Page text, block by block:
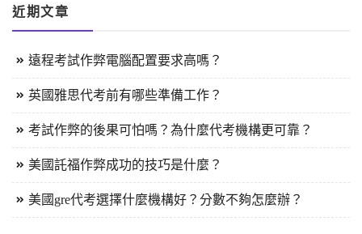
近期文章
遠程考試作弊電腦配置要求高嗎？
英國雅思代考前有哪些準備工作？
考試作弊的後果可怕嗎？為什麼代考機構更可靠？
美國託福作弊成功的技巧是什麼？
美國gre代考選擇什麼機構好？分數不夠怎麼辦？